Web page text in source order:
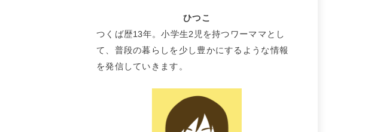
ひつこ
つくば歴13年。小学生2児を持つワーママとし
て、普段の暮らしを少し豊かにするような情報
を発信していきます。